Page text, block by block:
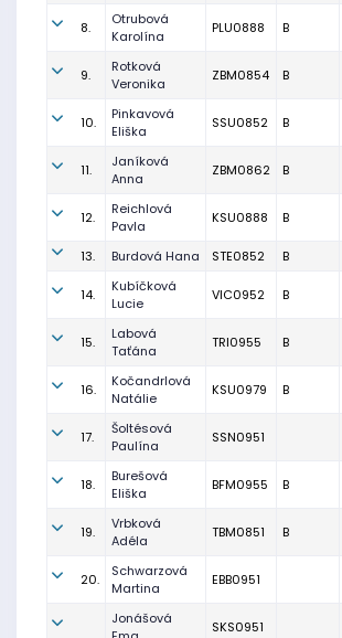
8.
Otrubová
Karolína
PLU0888 B
9.
Rotková
Veronika
ZBM0854 B
10.
Pinkavová
Eliška
SSU0852 B
11.
Janíková
Anna
ZBM0862 B
12.
Reichlová
Pavla
KSU0888 B
13. Burdová Hana STE0852 B
14.
Kubíčková
Lucie
VIC0952 B
15.
Labová
Taťána
TRI0955 B
16.
Kočandrlová
Natálie
KSU0979 B
17.
Šoltésová
Paulína
SSN0951
18.
Burešová
Eliška
BFM0955 B
19.
Vrbková
Adéla
TBM0851 B
20.
Schwarzová
Martina
EBB0951
Jonášová
SKS0951